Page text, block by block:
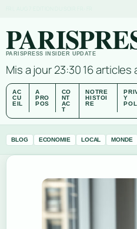
PARISPRESS INSIDER UPDATE
Mis a jour 23:3016 articles
AC
CU
EIL
A
PRO
POS
CO
NT
AC
T
NOTRE
HISTOI
RE
Y
BLOG ECONOMIE LOCAL MONDE